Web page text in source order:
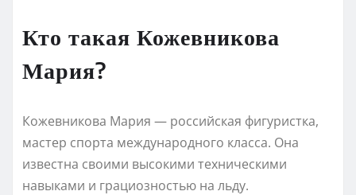
Кто такая Кожевникова
Мария?
Кожевникова Мария — российская фигуристка,
мастер спорта международного класса. Она
известна своими высокими техническими
навыками и грациозностью на льду.